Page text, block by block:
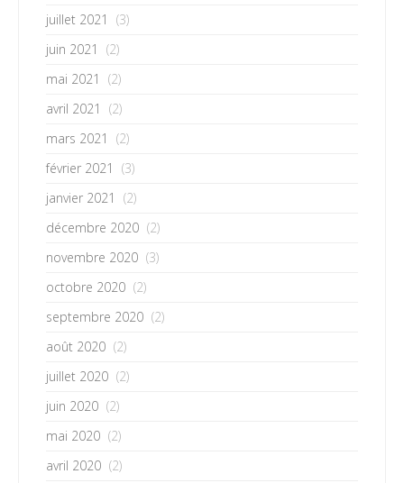
juillet 2021
(3)
juin 2021
(2)
mai 2021
(2)
avril 2021
(2)
mars 2021
(2)
février 2021
(3)
janvier 2021
(2)
décembre 2020 (2)
novembre 2020 (3)
octobre 2020 (2)
septembre 2020 (2)
août 2020 (2)
juillet 2020 (2)
juin 2020 (2)
mai 2020 (2)
avril 2020 (2)